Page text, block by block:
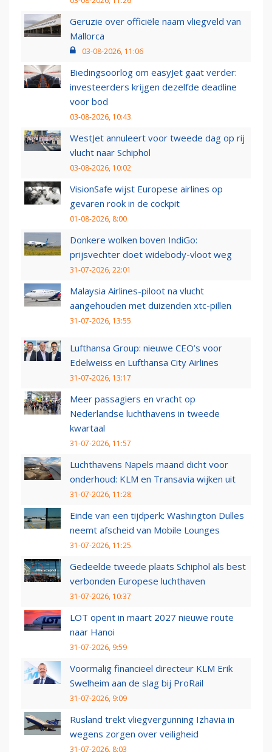
Geruzie over officiële naam vliegveld van
Mallorca
03-08-2026, 11:06
Biedingsoorlog om easyJet gaat verder:
investeerders krijgen dezelfde deadline
voor bod
03-08-2026, 10:43
WestJet annuleert voor tweede dag op rij
vlucht naar Schiphol
03-08-2026, 10:02
VisionSafe wijst Europese airlines op
gevaren rook in de cockpit
01-08-2026, 8:00
Donkere wolken boven IndiGo:
prijsvechter doet widebody-vloot weg
31-07-2026, 22:01
Malaysia Airlines-piloot na vlucht
aangehouden met duizenden xtc-pillen
31-07-2026, 13:55
Lufthansa Group: nieuwe CEO’s voor
Edelweiss en Lufthansa City Airlines
31-07-2026, 13:17
Meer passagiers en vracht op
Nederlandse luchthavens in tweede
kwartaal
31-07-2026, 11:57
Luchthavens Napels maand dicht voor
onderhoud: KLM en Transavia wijken uit
31-07-2026, 11:28
Einde van een tijdperk: Washington Dulles
neemt afscheid van Mobile Lounges
31-07-2026, 11:25
Gedeelde tweede plaats Schiphol als best
verbonden Europese luchthaven
31-07-2026, 10:37
LOT opent in maart 2027 nieuwe route
naar Hanoi
31-07-2026, 9:59
Voormalig financieel directeur KLM Erik
Swelheim aan de slag bij ProRail
31-07-2026, 9:09
Rusland trekt vliegvergunning Izhavia in
wegens zorgen over veiligheid
31-07-2026, 8:03